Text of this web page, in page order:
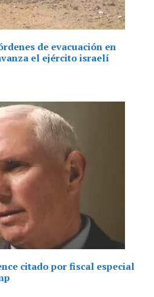
de evacuación en
el ejército israelí
citado por fiscal especial